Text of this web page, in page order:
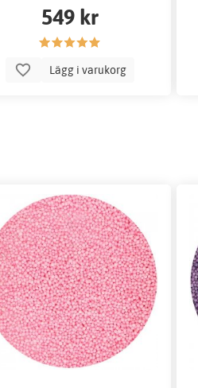
549 kr
Lägg i varukorg